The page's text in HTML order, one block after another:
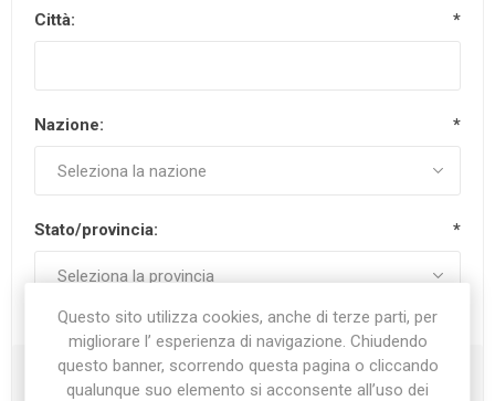
Città: *
Nazione: *
Stato/provincia: *
Recapiti
Questo sito utilizza cookies, anche di terze parti, per
migliorare l’ esperienza di navigazione. Chiudendo
questo banner, scorrendo questa pagina o cliccando
qualunque suo elemento si acconsente all’uso dei